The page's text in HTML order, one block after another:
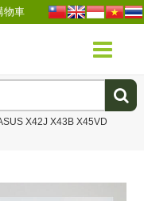
物車
X42J X43B X45VD